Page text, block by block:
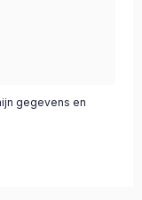
gegevens en